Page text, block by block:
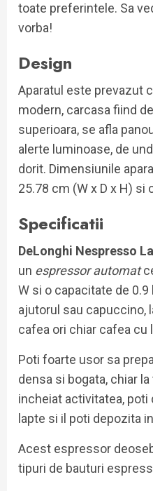
toate preferintele. Sa
vorba!
Design
Aparatul este prevazut
modern, carcasa fiind
superioara, se afla
alerte luminoase, de
dorit. Dimensiunile
25.78 cm (W x D x H) si
Specificatii
DeLonghi Nespresso
un espressor automat
W si o capacitate de
ajutorul sau capuccino,
cafea ori chiar cafea cu
Poti foarte usor sa
densa si bogata, chiar
incheiat activitatea,
lapte si il poti depozita
Acest espressor
tipuri de bauturi